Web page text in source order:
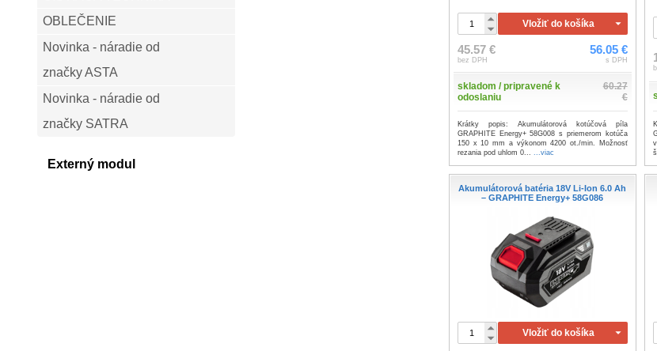
OBLEČENIE
Novinka - náradie od
značky ASTA
Novinka - náradie od
značky SATRA
Externý modul
Vložiť do košíka
45.57 €
bez DPH
56.05 €
s DPH
skladom / pripravené k
odoslaniu
60.27
€
Krátky popis: Akumulátorová kotúčová píla
GRAPHITE Energy+ 58G008 s priemerom kotúča
150 x 10 mm a výkonom 4200 ot./min. Možnosť
rezania pod uhlom 0... ...viac
Akumulátorová batéria 18V Li-Ion 6.0 Ah
– GRAPHITE Energy+ 58G086
Vložiť do košíka